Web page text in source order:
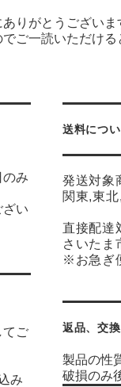
りがとうございま
ご一読いただける
のみ
い
てご
み
送料につ
発送対
関東,東
直接配達
さいたま
※お急ぎ
返品、交
製品の性
破損のみ